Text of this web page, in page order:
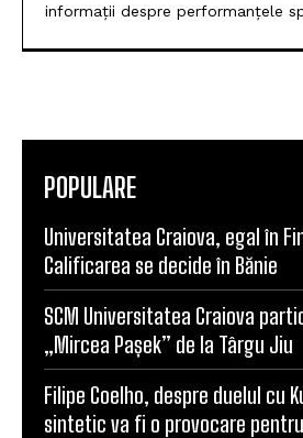
informații despre performanțele
POPULARE
Universitatea Craiova, egal în
Calificarea se decide în Bănie
SCM Universitatea Craiova
„Mircea Pașek” de la Târgu Jiu
Filipe Coelho, despre duelul cu
sintetic va fi o provocare